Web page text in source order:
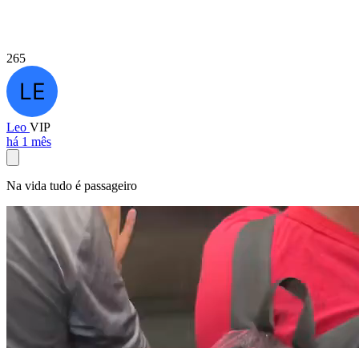
265
Leo VIP
há 1 mês
Na vida tudo é passageiro